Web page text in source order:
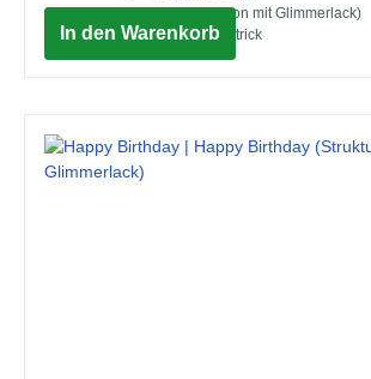
Gute Besserung (Strukturkarton mit Glimmerlack)
© Advocate Art / Claire Mcelfatrick
In den Warenkorb